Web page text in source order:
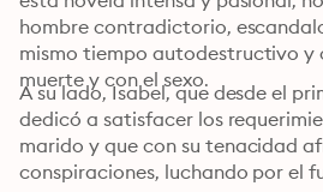
hombre contradictorio,
mismo tiempo autodestructivo y
A su lado, Isabel, que desde el
dedicó a satisfacer los
marido y que con su tenacidad
conspiraciones, luchando por el